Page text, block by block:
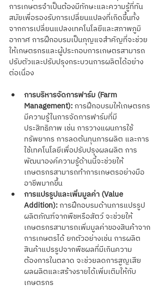
การเกษตรจำเป็นต้องมีทักษะและความรู้ที่ทัน
สมัยเพื่อรองรับการเปลี่ยนแปลงที่เกิดขึ้นทั้ง
จากการเปลี่ยนแปลงเทคโนโลยีและสภาพภูมิ
อากาศ การฝึกอบรมเป็นกุญแจสำคัญที่จะช่วย
ให้เกษตรกรและผู้ประกอบการเกษตรสามารถ
ปรับตัวและปรับปรุงกระบวนการผลิตได้อย่าง
ต่อเนื่อง
การบริหารจัดการฟาร์ม (Farm
Management): การฝึกอบรมให้เกษตรกร
มีความรู้ในการจัดการฟาร์มที่มี
ประสิทธิภาพ เช่น การวางแผนการใช้
ทรัพยากร การลดต้นทุนการผลิต และการ
ใช้เทคโนโลยีเพื่อปรับปรุงผลผลิต การ
พัฒนาองค์ความรู้ด้านนี้จะช่วยให้
เกษตรกรสามารถทำการเกษตรอย่างมือ
อาชีพมากขึ้น
การแปรรูปและเพิ่มมูลค่า (Value
Addition): การฝึกอบรมด้านการแปรรูป
ผลิตภัณฑ์จากพืชหรือสัตว์ จะช่วยให้
เกษตรกรสามารถเพิ่มมูลค่าของสินค้าจาก
การเกษตรได้ ยกตัวอย่างเช่น การผลิต
สินค้าแปรรูปจากพืชผลที่มีเกินความ
ต้องการในตลาด จะช่วยลดการสูญเสีย
ผลผลิตและสร้างรายได้เพิ่มเติมให้กับ
เกษตรกร